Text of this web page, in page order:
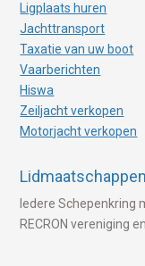
Ligplaats huren
Jachttransport
Taxatie van uw boot
Vaarberichten
Hiswa
Zeiljacht verkopen
Motorjacht verkopen
Lidmaatschappen
Iedere Schepenkring
RECRON vereniging